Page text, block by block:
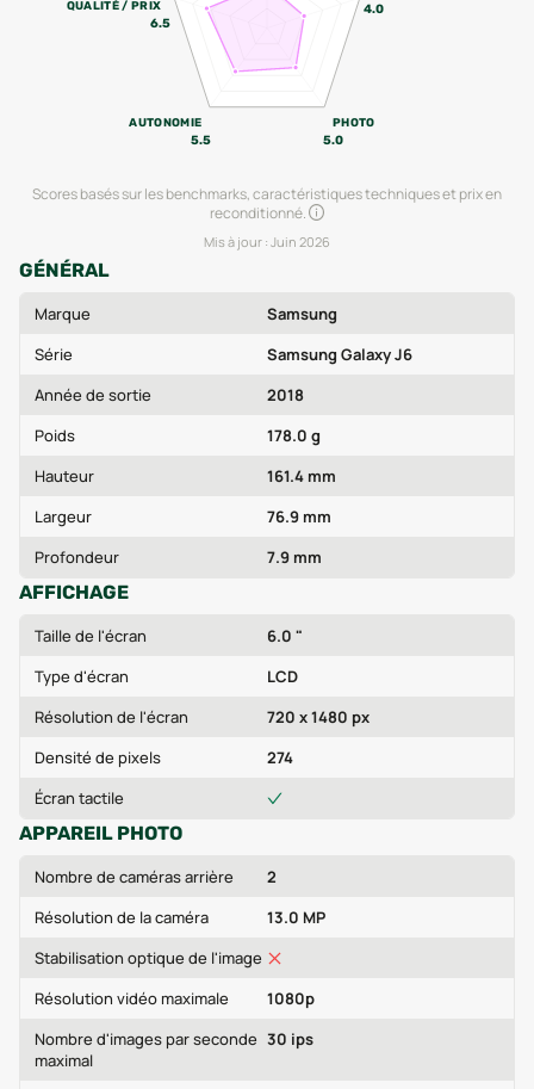
4.0
PHOTO
5.0
AUTONOMIE
5.5
QUALITÉ / PRIX
6.5
Scores basés sur les benchmarks, caractéristiques techniques et prix en
reconditionné.
Mis à jour : Juin 2026
GÉNÉRAL
Marque
Samsung
Série
Samsung Galaxy J6
Année de sortie
2018
Poids
178.0 g
Hauteur
161.4 mm
Largeur
76.9 mm
Profondeur
7.9 mm
AFFICHAGE
Taille de l'écran
6.0 "
Type d'écran
LCD
Résolution de l'écran
720 x 1480 px
Densité de pixels
274
Écran tactile
APPAREIL PHOTO
Nombre de caméras arrière
2
Résolution de la caméra
13.0 MP
Stabilisation optique de l'image
Résolution vidéo maximale
1080p
Nombre d'images par seconde
maximal
30 ips